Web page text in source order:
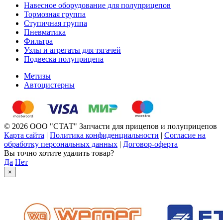
Навесное оборудование для полуприцепов
Тормозная группа
Ступичная группа
Пневматика
Фильтра
Узлы и агрегаты для тягачей
Подвеска полуприцепа
Метизы
Автоцистерны
© 2026 ООО "СТАТ" Запчасти для прицепов и полуприцепов
Карта сайта | Политика конфиденциальности | Согласие на
обработку персональных данных | Договор-оферта
Вы точно хотите удалить товар?
Да Нет
×